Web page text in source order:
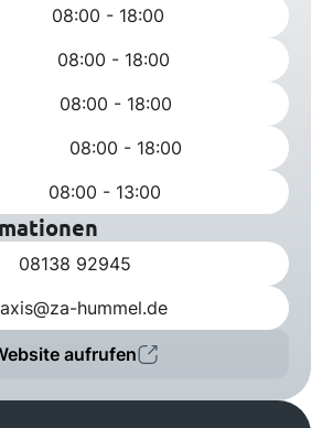
08:00 - 18:00
08:00 - 18:00
08:00 - 18:00
08:00 - 18:00
08:00 - 13:00
08138 92945
hummel.de
aufrufen